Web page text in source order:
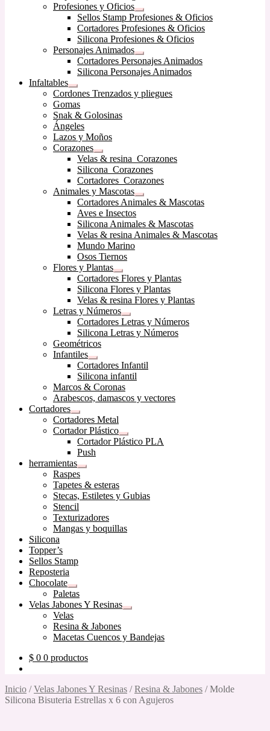
hijo
Profesiones y Oficios
Expandir
el
menú
hijo
Sellos Stamp Profesiones & Oficios
Cortadores Profesiones & Oficios
Silicona Profesiones & Oficios
Personajes Animados
Expandir
el
menú
Cortadores Personajes Animados
Silicona Personajes Animados
Infaltables
Expandir
el
menú
hijo
Cordones Trenzados y pliegues
Gomas
Snak & Golosinas
Ángeles
Lazos y Moños
Corazones
Expandir
el
menú
hijo
Velas & resina Corazones
Silicona Corazones
Cortadores Corazones
Animales y Mascotas
Expandir
el
hijo
Cortadores Animales & Mascotas
Aves e Insectos
Silicona Animales & Mascotas
Velas & resina Animales & Mascotas
Mundo Marino
Osos Tiernos
Flores y Plantas
Expandir
el
menú
hijo
Cortadores Flores y Plantas
Silicona Flores y Plantas
Velas & resina Flores y Plantas
Letras y Números
Expandir
el
menú
Cortadores Letras y Números
Silicona Letras y Números
Geométricos
Infantiles
Expandir
el
menú
hijo
Cortadores Infantil
Silicona infantil
Marcos & Coronas
Arabescos, damascos y vectores
Cortadores
Expandir
el
menú
hijo
Cortadores Metal
Cortador Plástico
Expandir
el
Cortador Plástico PLA
Push
herramientas
Expandir
el
menú
hijo
Raspes
Tapetes & esteras
Stecas, Estiletes y Gubias
Stencil
Texturizadores
Mangas y boquillas
Silicona
Topper’s
Sellos Stamp
Reposteria
Chocolate
Expandir
el
menú
hijo
Paletas
Velas Jabones Y Resinas
Expandir
hijo
Velas
Resina & Jabones
Macetas Cuencos y Bandejas
$ 0 0 productos
Inicio /Velas Jabones Y Resinas /Resina & Jabones /Molde
Silicona Bisuteria Estrellas x 6 con Agujeros